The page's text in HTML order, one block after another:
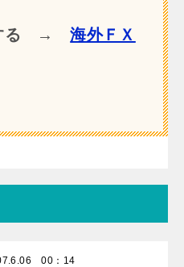
する →海外ＦＸ
00：14